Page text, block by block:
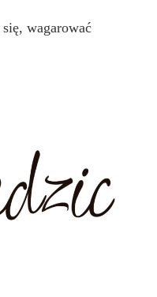
się, wagarować